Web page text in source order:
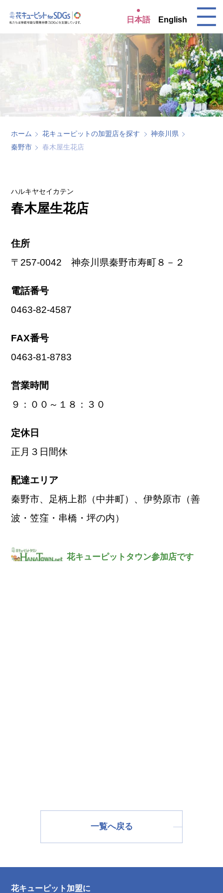
日本語 English
ホーム 花キューピットの加盟店を探す
神奈川県
秦野市
春木屋生花店
ハルキヤセイカテン
春木屋生花店
住所
〒257-0042 神奈川県秦野市寿町８－２
電話番号
0463-82-4587
FAX番号
0463-81-8783
営業時間
９：００～１８：３０
定休日
正月３日間休
配達エリア
秦野市、足柄上郡（中井町）、伊勢原市（善
波・笠窪・串橋・坪の内）
花キューピットタウン参加店です
一覧へ戻る
花キューピット加盟に